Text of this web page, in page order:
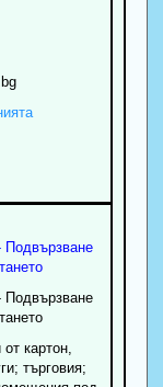
Подвързване
Подвързване
картон,
търговия;